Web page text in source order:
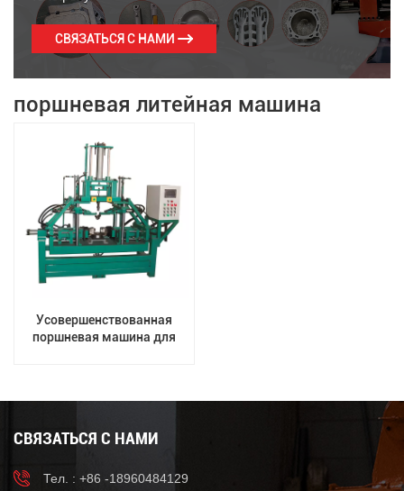
СВЯЗАТЬСЯ С НАМИ
поршневая литейная машина
Усовершенствованная
поршневая машина для
СВЯЗАТЬСЯ С НАМИ
Тел. : +86 -18960484129